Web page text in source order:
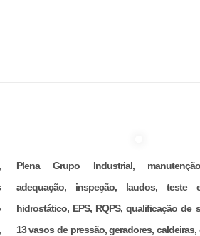
Plena Grupo Industrial,
adequação, inspeção, laudos, teste
hidrostático, EPS, RQPS, qualificação de
13 vasos de pressão, geradores,